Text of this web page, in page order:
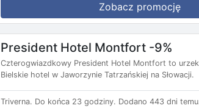
Zobacz promocję
President Hotel Montfort -9%
Czterogwiazdkowy President Hotel Montfort to
Bielskie hotel w Jaworzynie Tatrzańskiej na Słowacji.
Triverna. Do końca 23 godziny. Dodano 443 dni temu.